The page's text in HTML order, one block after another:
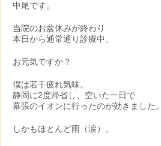
中尾です。
当院のお盆休みが終わり
本日から通常通り診療中。
お元気ですか？
僕は若干疲れ気味。
静岡に2度帰省し、空いた一日で
幕張のイオンに行ったのが効きました。
しかもほとんど雨（涙）。